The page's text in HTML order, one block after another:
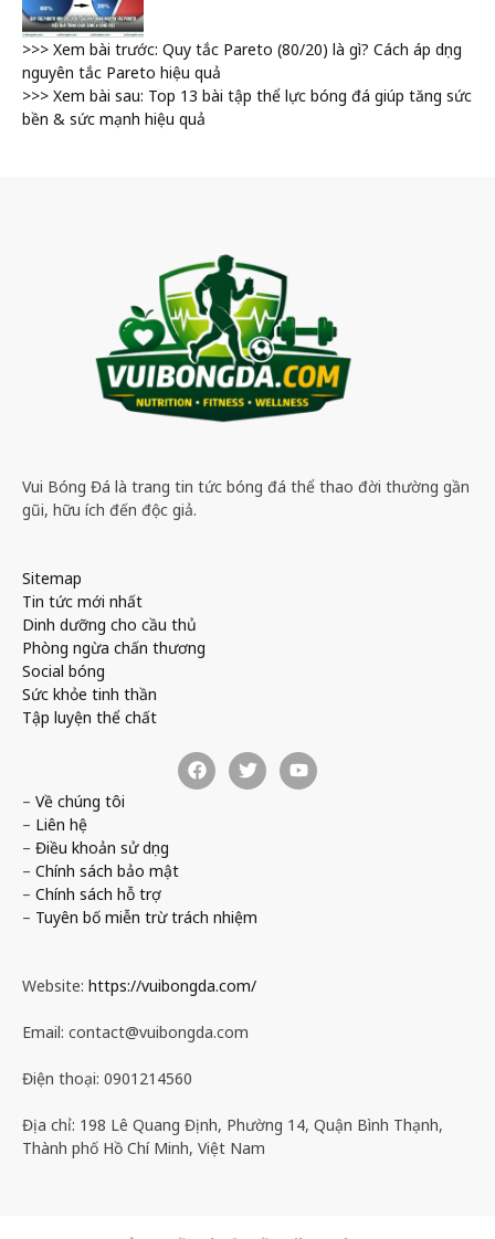
>>> Xem bài trước: Quy tắc Pareto (80/20) là gì? Cách áp dụng
nguyên tắc Pareto hiệu quả
>>> Xem bài sau: Top 13 bài tập thể lực bóng đá giúp tăng sức
bền & sức mạnh hiệu quả
Vui Bóng Đá là trang tin tức bóng đá thể thao đời thường gần
gũi, hữu ích đến độc giả.
Sitemap
Tin tức mới nhất
Dinh dưỡng cho cầu thủ
Phòng ngừa chấn thương
Social bóng
Sức khỏe tinh thần
Tập luyện thể chất
– Về chúng tôi
– Liên hệ
– Điều khoản sử dụng
– Chính sách bảo mật
– Chính sách hỗ trợ
– Tuyên bố miễn trừ trách nhiệm
Website: https://vuibongda.com/
Email: contact@vuibongda.com
Điện thoại: 0901214560
Địa chỉ: 198 Lê Quang Định, Phường 14, Quận Bình Thạnh,
Thành phố Hồ Chí Minh, Việt Nam